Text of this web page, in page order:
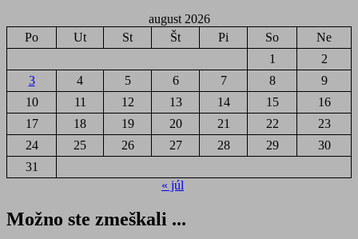
august 2026
Po
Ut St Št Pi So
Ne
1
2
3
4 5 6 7 8
9
10
11 12 13 14 15
16
17
18 19 20 21 22
23
24
25 26 27 28 29
30
31
« júl
Možno ste zmeškali ...